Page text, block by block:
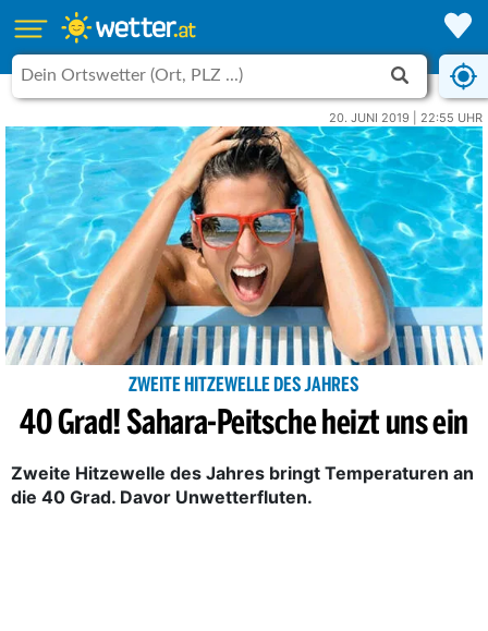
20. JUNI 2019 | 22:55 UHR
ZWEITE HITZEWELLE DES JAHRES
40 Grad! Sahara-Peitsche heizt uns ein
Zweite Hitzewelle des Jahres bringt Temperaturen an
die 40 Grad. Davor Unwetterfluten.